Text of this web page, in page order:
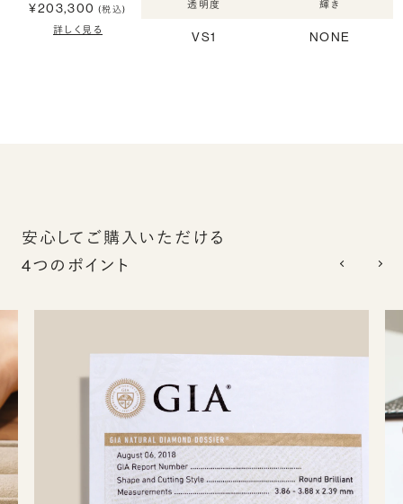
¥203,300 (税込)
詳しく見る
透明度
VS1
輝き
NONE
安心してご購入いただける
4つのポイント